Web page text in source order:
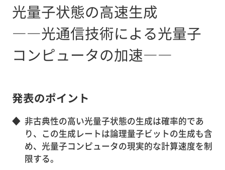
光量子状態の高速生成
――光通信技術による光量子
コンピュータの加速――
発表のポイント
◆ 非古典性の高い光量子状態の生成は確率的であ
り、この生成レートは論理量子ビットの生成も含
め、光量子コンピュータの現実的な計算速度を制
限する。